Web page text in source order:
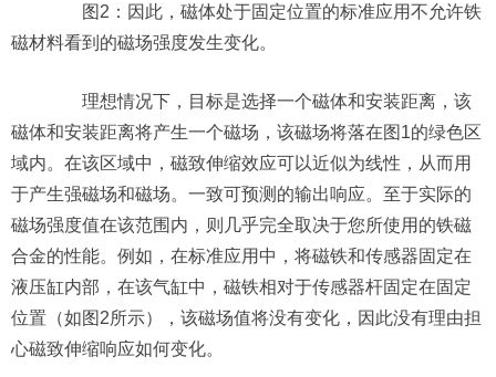
图2：因此，磁体处于固定位置的标准应用不允许铁
磁材料看到的磁场强度发生变化。
理想情况下，目标是选择一个磁体和安装距离，该
磁体和安装距离将产生一个磁场，该磁场将落在图1的绿色区
域内。在该区域中，磁致伸缩效应可以近似为线性，从而用
于产生强磁场和磁场。一致可预测的输出响应。至于实际的
磁场强度值在该范围内，则几乎完全取决于您所使用的铁磁
合金的性能。例如，在标准应用中，将磁铁和传感器固定在
液压缸内部，在该气缸中，磁铁相对于传感器杆固定在固定
位置（如图2所示），该磁场值将没有变化，因此没有理由担
心磁致伸缩响应如何变化。